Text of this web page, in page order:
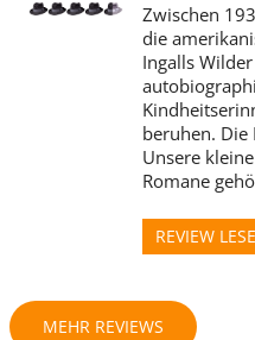
Zwischen
die
Ingalls
beruhen. Die
Unsere
Romane
REVIEW
MEHR REVIEWS